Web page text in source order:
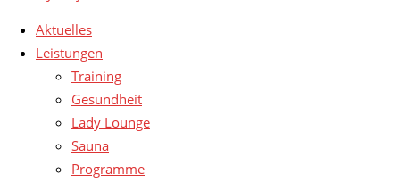
Aktuelles
Leistungen
Training
Gesundheit
Lady Lounge
Sauna
Programme